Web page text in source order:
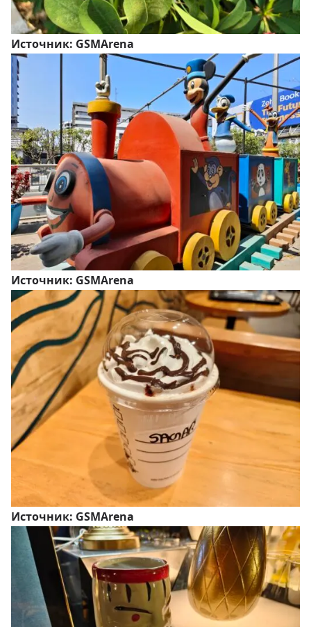
Источник: GSMArena
Источник: GSMArena
Источник: GSMArena